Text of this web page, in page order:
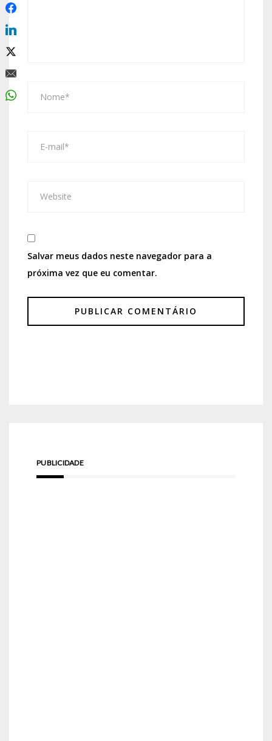
Salvar meus dados neste navegador para a
próxima vez que eu comentar.
PUBLICIDADE